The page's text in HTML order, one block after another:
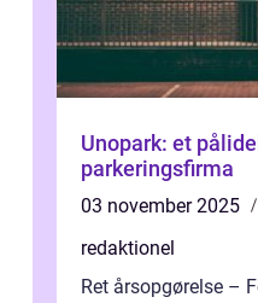
Unopark: et
parkeringsfirma
03 november 2025
redaktionel
Ret årsopgørelse –